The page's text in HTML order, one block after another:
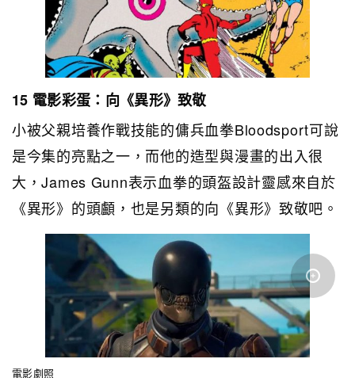
15 電影彩蛋：向《異形》致敬
小被父親培養作戰技能的傭兵血拳Bloodsport可說
是今集的亮點之一，而他的造型與漫畫的出入很
大，James Gunn表示血拳的頭盔設計靈感來自於
《異形》的頭顱，也是另類的向《異形》致敬吧。
電影劇照